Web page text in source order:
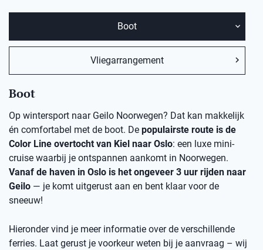
Boot
Vliegarrangement
Boot
Op wintersport naar Geilo Noorwegen? Dat kan makkelijk
én comfortabel met de boot. De populairste route is de
Color Line overtocht van Kiel naar Oslo: een luxe mini-
cruise waarbij je ontspannen aankomt in Noorwegen.
Vanaf de haven in Oslo is het ongeveer 3 uur rijden naar
Geilo — je komt uitgerust aan en bent klaar voor de
sneeuw!
Hieronder vind je meer informatie over de verschillende
ferries. Laat gerust je voorkeur weten bij je aanvraag – wij